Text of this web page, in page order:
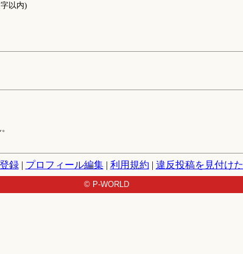
以内)
録| プロフィール編集| 利用規約 | 違反投稿を見付け
© P-WORLD